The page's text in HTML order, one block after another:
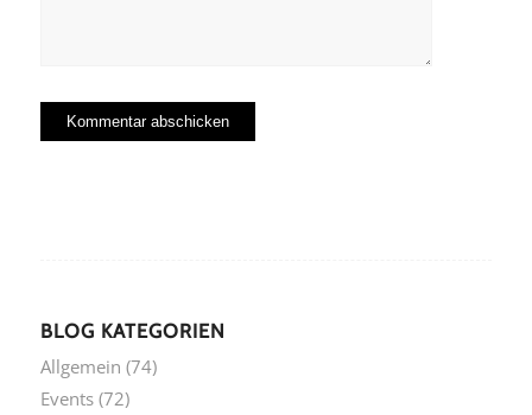
BLOG KATEGORIEN
Allgemein (74)
Events(72)